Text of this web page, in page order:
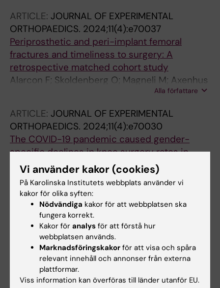
ARTICLE: JOURNAL OF EXPERIMENTAL
ORTHOPAEDICS. 2024;11(4):e70037
Periprosthetic and peri-implant femoral
fractures and timeliness to surgery: A
retrospective matched cohort study
Alarcon F; Skoldenberg O; Magneli M; Axenhus
Alla författare
ARTICLE: JOURNAL OF EXPERIMENTAL
ORTHOPAEDICS. 2024;11(4):e70030
The COVID-19 pandemic caused gender-
specific declines in knee surgery rates in
Sweden from 2020 to 2021
Axenhus M; Magneli M
ARTICLE:BMC MUSCULOSKELETAL
DISORDERS.2024;25(1):592
Trend, disparities, and projection analysis of
public data on foot fractures in Sweden: a
retrospective analysis of 179 129 fractures
Axenhus M; Magneli M
Vi använder kakor (cookies)
På Karolinska Institutets webbplats använder vi
kakor för olika syften:
Nödvändiga kakor för att webbplatsen ska
fungera korrekt.
Kakor för analys för att förstå hur
webbplatsen används.
Marknadsföringskakor för att visa och spåra
relevant innehåll och annonser från externa
plattformar.
Viss information kan överföras till länder utanför EU.